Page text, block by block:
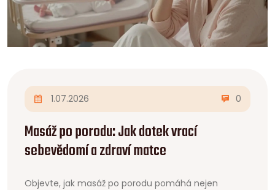
1.07.2026 0
Masáž po porodu: Jak dotek vrací
sebevědomí a zdraví matce
Objevte, jak masáž po porodu pomáhá nejen